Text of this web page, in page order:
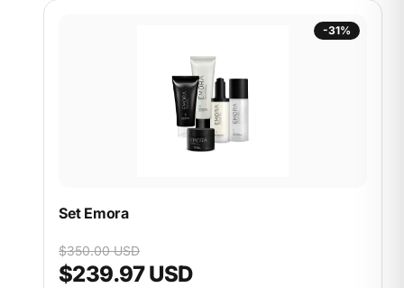
-31%
Set Emora
$350.00 USD
$239.97 USD